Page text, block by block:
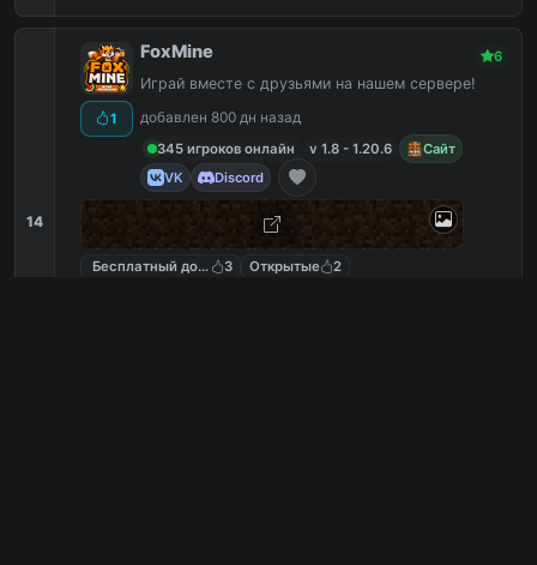
14
1
FoxMine 6
Играй вместе с друзьями на нашем сервере!
добавлен 800 дн назад
345 игроков онлайн
v 1.8 - 1.20.6
Сайт
VK
Discord
Бесплатный донат 3 Открытые
2